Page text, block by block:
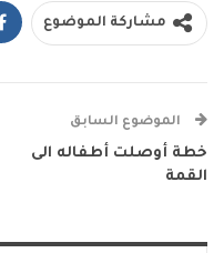
مشاركة الموضوع
الموضوع السابق
خطة أوصلت أطفاله الى
القمة